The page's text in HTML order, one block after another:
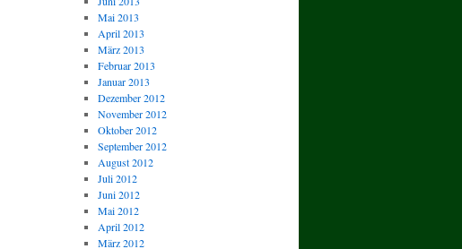
Mai 2013
April 2013
März 2013
Februar 2013
Januar 2013
Dezember 2012
November 2012
Oktober 2012
September 2012
August 2012
Juli 2012
Juni 2012
Mai 2012
April 2012
März 2012